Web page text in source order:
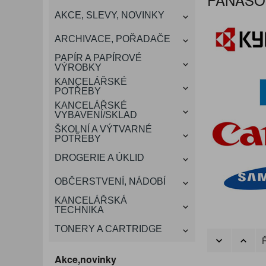
VÁNOCE
DÁRKOVÉ POTŘEBY
SMART DOPLŇKY
ROZDRUŽOVAČE
VIZITKY A JMENOVKY
OBÁLKY
TISKOPISY
KONFERENČNÍ SPISOVKY
NŮŽKY A NOŽE
TAŠKY, KUFRY, AKTOVKY
A OBALY
KANCELÁŘSKÝ
NÁBYTEK
OCHRANNÉ PRACOVNÍ
POMŮCKY
TABULE, NÁSTĚNKY
KRESLENÍ A MALOVÁNÍ
DEZINFEKCE-OCHRANA
PROSTŘEDKY NA PRANÍ
KONVICE A DŽBÁNY
SLADKÉ POTRAVINY
LAMINACE
ŠTÍTKOVAČE
AKCE, SLEVY, NOVINKY
ARCHIVACE, POŘADAČE
PAPÍR A PAPÍROVÉ
VÝROBKY
KANCELÁŘSKÉ
POTŘEBY
KANCELÁŘSKÉ
VYBAVENÍ/SKLAD
ŠKOLNÍ A VÝTVARNÉ
POTŘEBY
DROGERIE A ÚKLID
OBČERSTVENÍ, NÁDOBÍ
KANCELÁŘSKÁ
TECHNIKA
TONERY A CARTRIDGE
Akce,novinky